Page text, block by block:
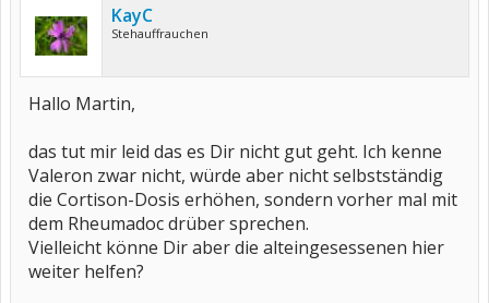
KayC
Stehauffrauchen
Hallo Martin,
das tut mir leid das es Dir nicht gut geht. Ich kenne
Valeron zwar nicht, würde aber nicht selbstständig
die Cortison-Dosis erhöhen, sondern vorher mal mit
dem Rheumadoc drüber sprechen.
Vielleicht könne Dir aber die alteingesessenen hier
weiter helfen?